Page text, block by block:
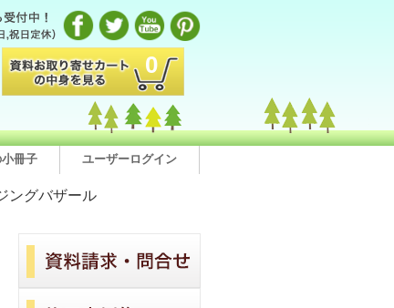
0
冊子 ユーザーログイン
ングバザール